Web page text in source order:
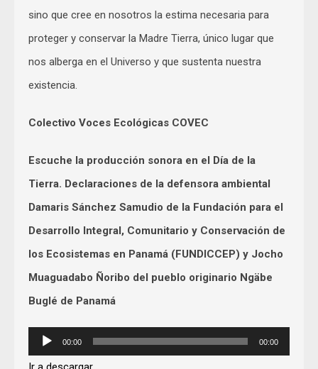
sino que cree en nosotros la estima necesaria para
proteger y conservar la Madre Tierra, único lugar que
nos alberga en el Universo y que sustenta nuestra
existencia.
Colectivo Voces Ecológicas COVEC
Escuche la producción sonora en el Día de la
Tierra. Declaraciones de la defensora ambiental
Damaris Sánchez Samudio de la Fundación para el
Desarrollo Integral, Comunitario y Conservación de
los Ecosistemas en Panamá (FUNDICCEP) y Jocho
Muaguadabo Ñoribo del pueblo originario Ngäbe
Buglé de Panamá
Audio
Player
00:00 00:00